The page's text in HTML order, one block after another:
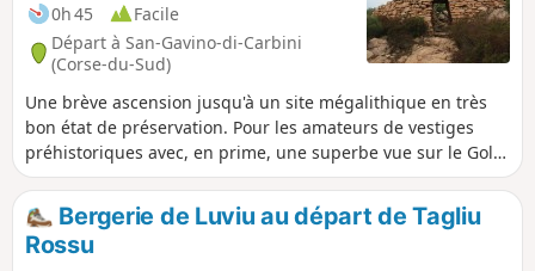
0h 45
Facile
Départ à San-Gavino-di-Carbini
(Corse-du-Sud)
Une brève ascension jusqu'à un site mégalithique en très
bon état de préservation. Pour les amateurs de vestiges
préhistoriques avec, en prime, une superbe vue sur le Golfe
de Porto-Vecchio.
Bergerie de Luviu au départ de Tagliu
Rossu